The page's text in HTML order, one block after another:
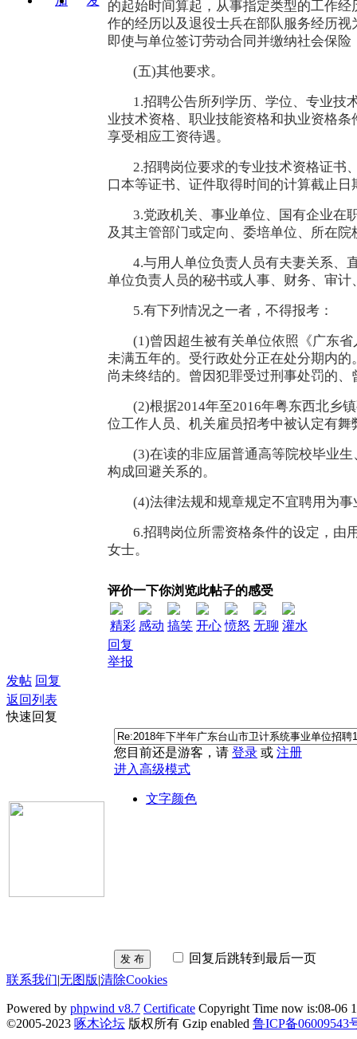
的起始时间算起，从事指定类型的工作
作的经历以及退役士兵在部队服务经历
即使与单位签订劳动合同并缴纳社会保
(五)其他要求。
1.招聘公告所列学历、学位、专业技
业技术资格、职业技能资格和执业资格
享受相应工资待遇。
2.招聘岗位要求的专业技术资格证书
口本等证书、证件取得时间的计算截止日
3.党政机关、事业单位、国有企业在
及其主管部门或定向、委培单位、所在院
4.与用人单位负责人员有夫妻关系、
单位负责人员的秘书或人事、财务、审
5.有下列情况之一者，不得报考：
(1)曾因超生被有关单位依照《广东
未满五年的。受行政处分正在处分期内
尚未终结的。曾因犯罪受过刑事处罚的
(2)根据2014年至2016年粤东西北乡
位工作人员、机关雇员招考中被认定有
(3)在读的非应届普通高等院校毕业
构成回避关系的。
(4)法律法规和规章规定不宜聘用为
6.招聘岗位所需资格条件的设定，由
女士。
评价一下你浏览此帖子的感受
精彩 感动 搞笑 开心 愤怒 无聊 灌水
回复
举报
发帖 回复
返回列表
快速回复
您目前还是游客，请 登录 或 注册
进入高级模式
文字颜色
发 布
回复后跳转到最后一页
联系我们|无图版|清除Cookies
Powered by phpwind v8.7 Certificate Copyright Time now is:08-06
©2005-2023 啄木论坛 版权所有 Gzip enabled 鲁ICP备06009543